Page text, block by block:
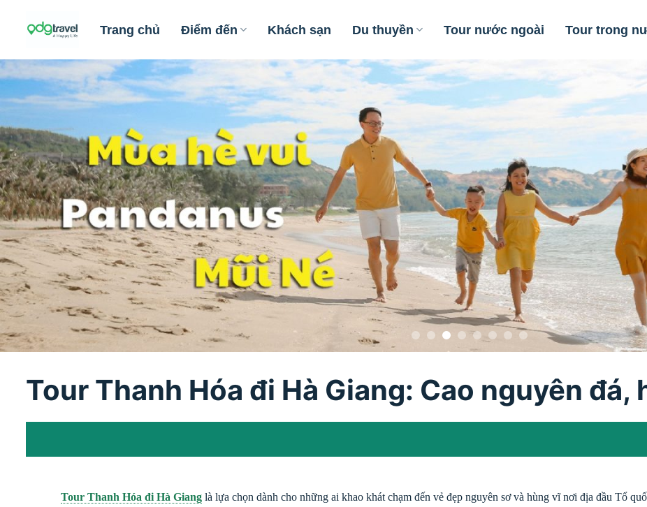
Trang chủ Điểm đến Khách sạn Du thuyền Tour nước ngoài Tour trong
Tour Thanh Hóa đi Hà Giang: Cao nguyên đá,
Tour Thanh Hóa đi Hà Giang là lựa chọn dành cho những ai khao khát chạm đến vẻ đẹp nguyên sơ và hùng vĩ nơi địa đầu Tổ